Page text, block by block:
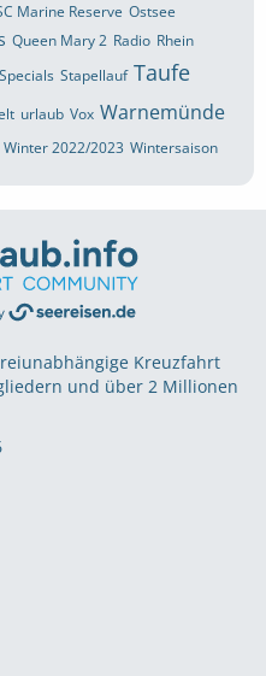
Marine Reserve Ostsee
Queen Mary 2 Radio Rhein
Specials Stapellauf Taufe
urlaub Vox Warnemünde
Winter 2022/2023 Wintersaison
Kreuzfahrt
und über 2 Millionen